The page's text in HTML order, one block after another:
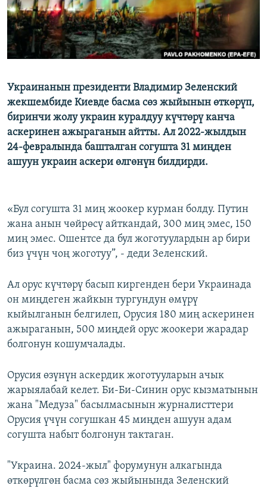
Украинанын президенти Владимир Зеленский
жекшембиде Киевде басма сөз жыйынын өткөрүп,
биринчи жолу украин куралдуу күчтөрү канча
аскеринен ажыраганын айтты. Ал 2022-жылдын
24-февралында башталган согушта 31 миңден
ашуун украин аскери өлгөнүн билдирди.
«Бул согушта 31 миң жоокер курман болду. Путин
жана анын чөйрөсү айткандай, 300 миң эмес, 150
миң эмес. Ошентсе да бул жоготуулардын ар бири
биз үчүн чоң жоготуу”, - деди Зеленский.
Ал орус күчтөрү басып киргенден бери Украинада
он миңдеген жайкын тургундун өмүрү
кыйылганын белгилеп, Орусия 180 миң аскеринен
ажыраганын, 500 миңдей орус жоокери жарадар
болгонун кошумчалады.
Орусия өзүнүн аскердик жоготууларын ачык
жарыялабай келет. Би-Би-Синин орус кызматынын
жана "Медуза" басылмасынын журналисттери
Орусия үчүн согушкан 45 миңден ашуун адам
согушта набыт болгонун тактаган.
"Украина. 2024-жыл" форумунун алкагында
өткөрүлгөн басма сөз жыйынында Зеленский